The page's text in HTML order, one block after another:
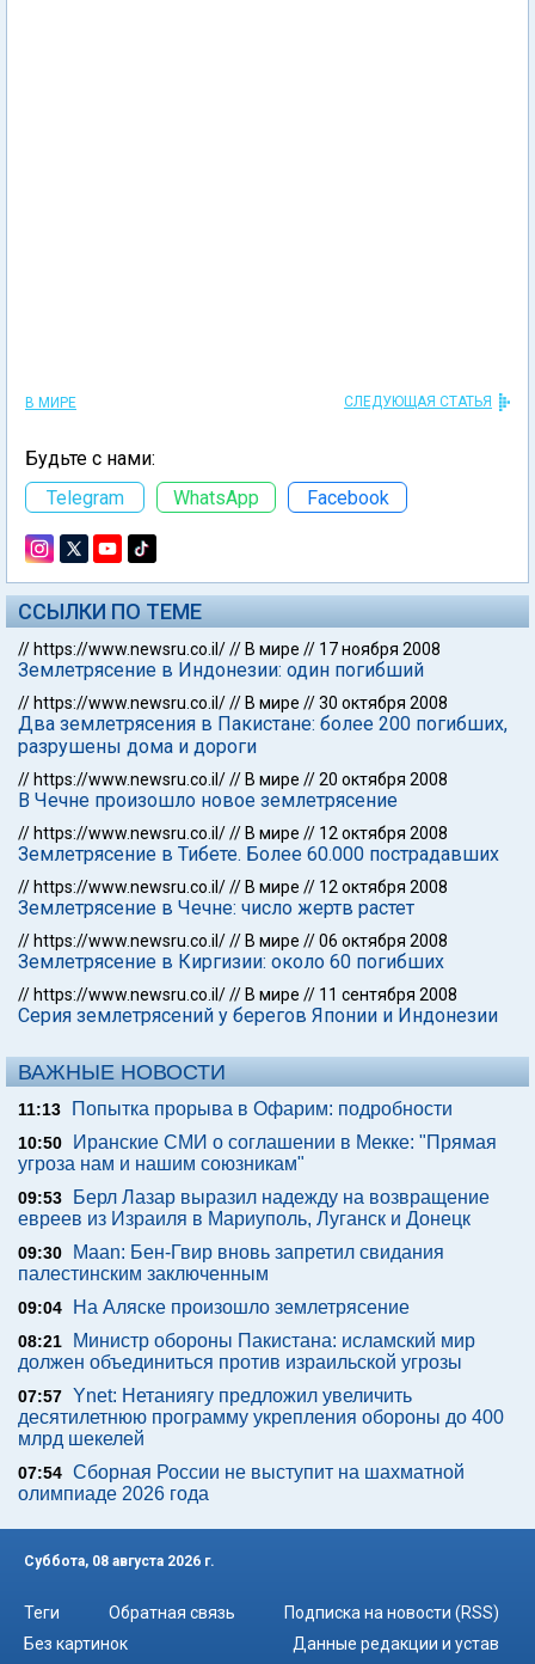
В МИРЕ СЛЕДУЮЩАЯ СТАТЬЯ
Будьте с нами:
Telegram
WhatsApp Facebook
ССЫЛКИ ПО ТЕМЕ
// https://www.newsru.co.il/// В мире // 17 ноября 2008
Землетрясение в Индонезии: один погибший
// https://www.newsru.co.il/// В мире //30 октября 2008
Два землетрясения в Пакистане: более 200 погибших,
разрушены дома и дороги
// https://www.newsru.co.il/// В мире //20 октября 2008
В Чечне произошло новое землетрясение
// https://www.newsru.co.il/// В мире // 12 октября 2008
Землетрясение в Тибете. Более 60.000 пострадавших
// https://www.newsru.co.il/// В мире // 12 октября 2008
Землетрясение в Чечне: число жертв растет
// https://www.newsru.co.il/// В мире //06 октября 2008
Землетрясение в Киргизии: около 60 погибших
// https://www.newsru.co.il/// В мире // 11 сентября 2008
Серия землетрясений у берегов Японии и Индонезии
ВАЖНЫЕ НОВОСТИ
11:13 Попытка прорыва в Офарим: подробности
10:50
Иранские СМИ о соглашении в Мекке: "Прямая
угроза нам и нашим союзникам"
09:53
Берл Лазар выразил надежду на возвращение
евреев из Израиля в Мариуполь, Луганск и Донецк
09:30
Maan: Бен-Гвир вновь запретил свидания
палестинским заключенным
09:04 На Аляске произошло землетрясение
08:21
Министр обороны Пакистана: исламский мир
должен объединиться против израильской угрозы
07:57 Ynet: Нетаниягу предложил увеличить
десятилетнюю программу укрепления обороны до 400
млрд шекелей
07:54 Сборная России не выступит на шахматной
олимпиаде 2026 года
Суббота, 08 августа 2026 г.
Теги Обратная связь
Подписка на новости (RSS)
Без картинок
Данные редакции и устав